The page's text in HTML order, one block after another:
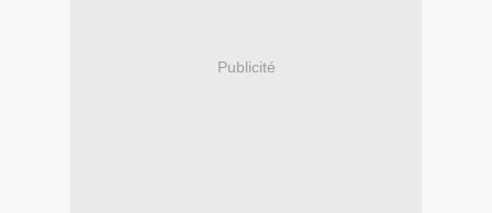
Publicité